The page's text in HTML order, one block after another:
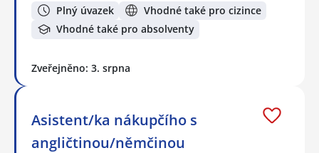
Plný úvazek
Vhodné také pro cizince
Vhodné také pro absolventy
Zveřejněno: 3. srpna
Asistent/ka nákupčího s
angličtinou/němčinou